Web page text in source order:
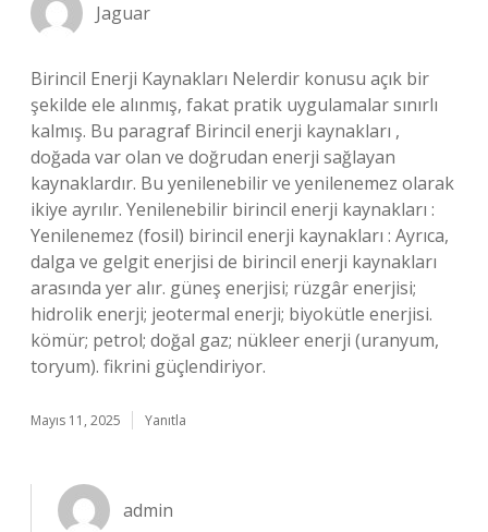
Jaguar
Birincil Enerji Kaynakları Nelerdir konusu açık bir
şekilde ele alınmış, fakat pratik uygulamalar sınırlı
kalmış. Bu paragraf Birincil enerji kaynakları ,
doğada var olan ve doğrudan enerji sağlayan
kaynaklardır. Bu yenilenebilir ve yenilenemez olarak
ikiye ayrılır. Yenilenebilir birincil enerji kaynakları :
Yenilenemez (fosil) birincil enerji kaynakları : Ayrıca,
dalga ve gelgit enerjisi de birincil enerji kaynakları
arasında yer alır. güneş enerjisi; rüzgâr enerjisi;
hidrolik enerji; jeotermal enerji; biyokütle enerjisi.
kömür; petrol; doğal gaz; nükleer enerji (uranyum,
toryum). fikrini güçlendiriyor.
Mayıs 11, 2025 Yanıtla
admin